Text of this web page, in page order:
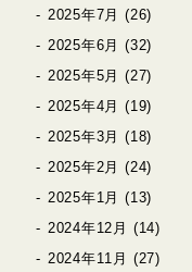
2025年7月 (26)
2025年6月 (32)
2025年5月 (27)
2025年4月 (19)
2025年3月 (18)
2025年2月 (24)
2025年1月 (13)
2024年12月 (14)
2024年11月 (27)